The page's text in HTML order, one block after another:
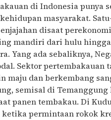
di Indonesia punya
masyarakat.
disaat
mandiri dari hulu
Yang ada sebaliknya,
Sektor
maju dan berkembang
semisal di
panen tembakau. Di
permintaan rokok